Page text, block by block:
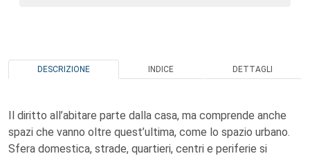
DESCRIZIONE INDICE DETTAGLI
Il diritto all’abitare parte dalla casa, ma comprende anche
spazi che vanno oltre quest’ultima, come lo spazio urbano.
Sfera domestica, strade, quartieri, centri e periferie si